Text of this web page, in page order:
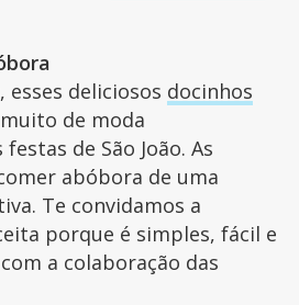
esses deliciosos docinhos
de moda
de São João. As
abóbora de uma
Te convidamos a
porque é simples, fácil e
a colaboração das